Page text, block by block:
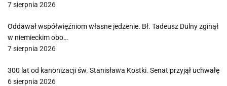
7 sierpnia 2026
Oddawał współwięźniom własne jedzenie. Bł. Tadeusz Dulny zginął
w niemieckim obo…
7 sierpnia 2026
300 lat od kanonizacji św. Stanisława Kostki. Senat przyjął uchwałę
6 sierpnia 2026